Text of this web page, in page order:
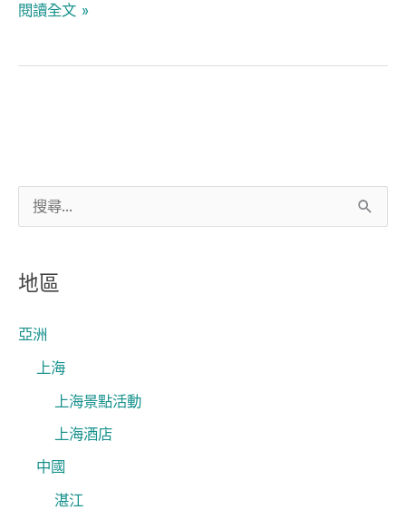
關
鍵
字
地區
亞洲
上海
上海景點活動
上海酒店
中國
湛江
擇
閱讀全文 »